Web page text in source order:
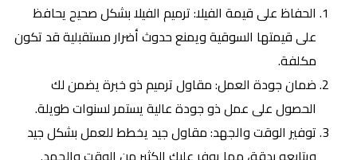
الحفاظ على قيمة الفيلا: ترميم الفيلا بشكل صحيح يحافظ
على قيمتها السوقية ويمنع حدوث أضرار مستقبلية قد تكون
مكلفة.
ضمان جودة العمل: مقاول ترميم ذو خبرة يضمن لك
الحصول على عمل ذو جودة عالية يستمر لسنوات طويلة.
توفير الوقت والجهد: مقاول جيد يخطط للعمل بشكل جيد